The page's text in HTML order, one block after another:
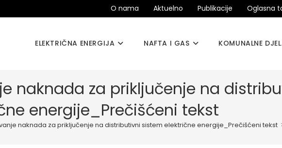
O nama Aktuelno Publikacije Oglasna
ELEKTRIČNA ENERGIJA NAFTA I GAS KOMUNALNE
naknada za priključenje na
energije_Prečišćeni tekst
naknada za priključenje na distributivni sistem električne energije_Prečišćeni tekst